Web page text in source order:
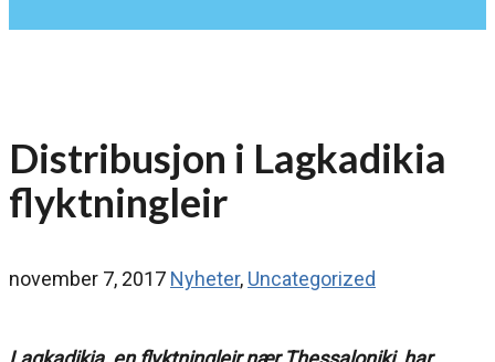
Distribusjon i Lagkadikia
flyktningleir
november 7, 2017 Nyheter, Uncategorized